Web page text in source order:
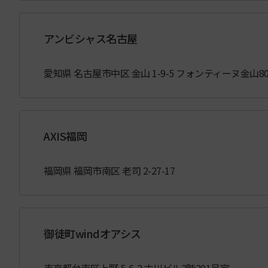
アンビシャス名古屋
愛知県 名古屋市中区 金山 1-9-5 フォンティーヌ金山
AXIS福岡
福岡県 福岡市南区 老司 2-27-17
御徒町windオアシス